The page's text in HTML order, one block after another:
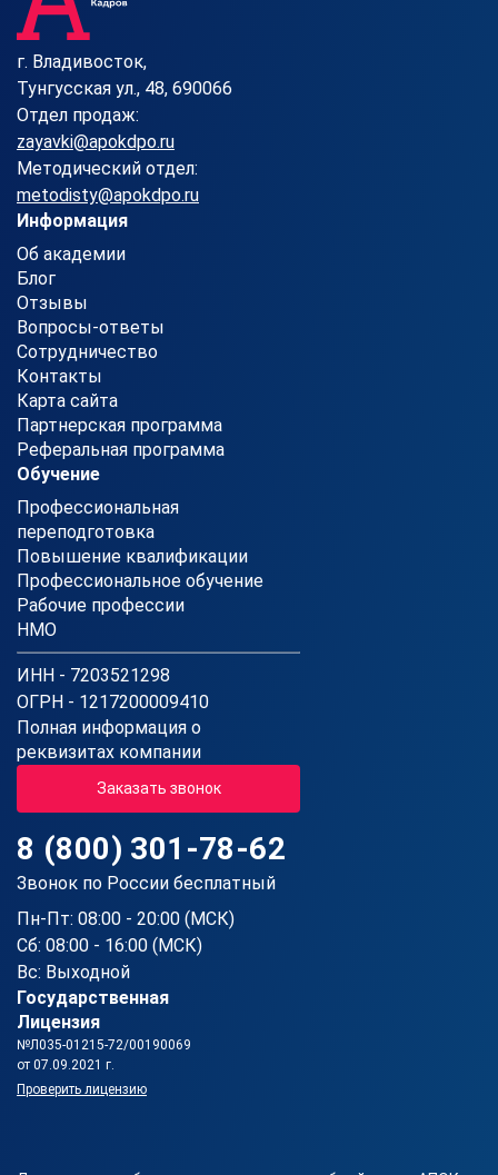
г. Владивосток,
Тунгусская ул., 48, 690066
Отдел продаж:
zayavki@apokdpo.ru
Методический отдел:
metodisty@apokdpo.ru
Информация
Об академии
Блог
Отзывы
Вопросы-ответы
Сотрудничество
Контакты
Карта сайта
Партнерская программа
Реферальная программа
Обучение
Профессиональная
переподготовка
Повышение квалификации
Профессиональное обучение
Рабочие профессии
НМО
ИНН - 7203521298
ОГРН - 1217200009410
Полная информация о
реквизитах компании
Заказать звонок
8 (800) 301-78-62
Звонок по России бесплатный
Пн-Пт: 08:00 - 20:00 (МСК)
Сб: 08:00 - 16:00 (МСК)
Вс: Выходной
Государственная
Лицензия
№Л035-01215-72/00190069
от 07.09.2021 г.
Проверить лицензию